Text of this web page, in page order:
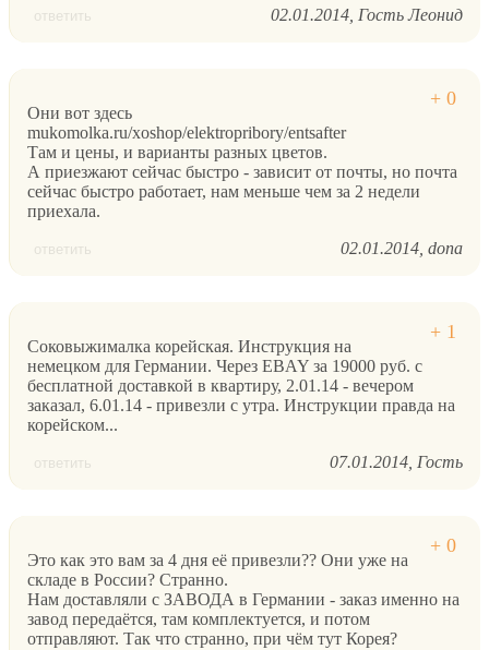
ответить 02.01.2014 Гость Леонид
Они вот здесь
mukomolka.ru/xoshop/elektropribory/entsafter
Там и цены, и варианты разных цветов.
А приезжают сейчас быстро - зависит от почты, но почта
сейчас быстро работает, нам меньше чем за 2 недели
приехала.
ответить 02.01.2014 dona
Соковыжималка корейская. Инструкция на
немецком для Германии. Через EBAY за 19000 руб. с
бесплатной доставкой в квартиру, 2.01.14 - вечером
заказал, 6.01.14 - привезли с утра. Инструкции правда на
корейском...
ответить 07.01.2014 Гость
Это как это вам за 4 дня её привезли?? Они уже на
складе в России? Странно.
Нам доставляли с ЗАВОДА в Германии - заказ именно на
завод передаётся, там комплектуется, и потом
отправляют. Так что странно, при чём тут Корея?